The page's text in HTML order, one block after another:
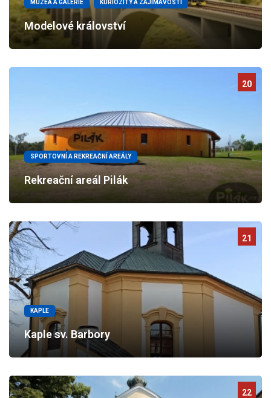
MUZEA A GALERIE KURIOZITY A ZAJÍMAVOSTI
Modelové království
20
SPORTOVNÍ A REKREAČNÍ AREÁLY
Rekreační areál Pilák
21
KAPLE
Kaple sv. Barbory
22